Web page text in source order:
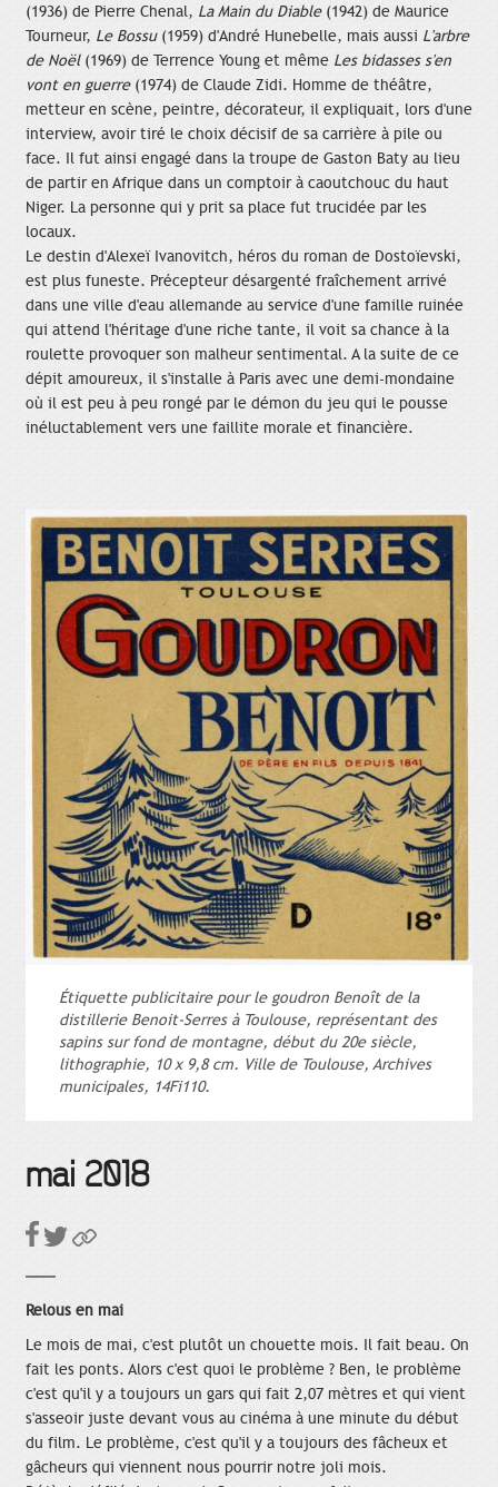
(1936) de Pierre Chenal, La Main du Diable(1942) de Maurice
Tourneur, Le Bossu(1959) d'André Hunebelle, mais aussi L'arbre
de Noël(1969) de Terrence Young et même Les bidasses s'en
vont en guerre(1974) de Claude Zidi. Homme de théâtre,
metteur en scène, peintre, décorateur, il expliquait, lors d'une
interview, avoir tiré le choix décisif de sa carrière à pile ou
face. Il fut ainsi engagé dans la troupe de Gaston Baty au lieu
de partir en Afrique dans un comptoir à caoutchouc du haut
Niger. La personne qui y prit sa place fut trucidée par les
locaux.
Le destin d'Alexeï Ivanovitch, héros du roman de Dostoïevski,
est plus funeste. Précepteur désargenté fraîchement arrivé
dans une ville d'eau allemande au service d'une famille ruinée
qui attend l'héritage d'une riche tante, il voit sa chance à la
roulette provoquer son malheur sentimental. A la suite de ce
dépit amoureux, il s'installe à Paris avec une demi-mondaine
où il est peu à peu rongé par le démon du jeu qui le pousse
inéluctablement vers une faillite morale et financière.
Étiquette publicitaire pour le goudron Benoît de la
distillerie Benoit-Serres à Toulouse, représentant des
sapins sur fond de montagne, début du 20e siècle,
lithographie, 10 x 9,8 cm. Ville de Toulouse, Archives
municipales, 14Fi110.
mai 2018
Relous en mai
Le mois de mai, c'est plutôt un chouette mois. Il fait beau. On
fait les ponts. Alors c'est quoi le problème ? Ben, le problème
c'est qu'il y a toujours un gars qui fait 2,07 mètres et qui vient
s'asseoir juste devant vous au cinéma à une minute du début
du film. Le problème, c'est qu'il y a toujours des fâcheux et
gâcheurs qui viennent nous pourrir notre joli mois.